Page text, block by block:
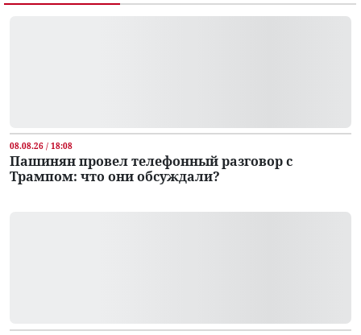
08.08.26 / 18:08
Пашинян провел телефонный разговор с
Трампом: что они обсуждали?